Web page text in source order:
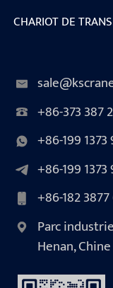
CHARIOT DE
+86-373 387
+86-199 1373
+86-199 1373
+86-182 3877
Parc
Henan,